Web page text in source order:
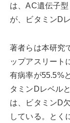
は、AC遺伝子
が、ビタミンD
著者らは本研究
ップアスリート
有病率が55.5%
タミンDレベル
は、ビタミンD
している。とく